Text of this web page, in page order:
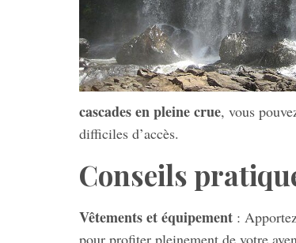
cascades en pleine crue, vous
difficiles d’accès.
Conseils
Vêtements et équipement :
pour profiter pleinement de votre